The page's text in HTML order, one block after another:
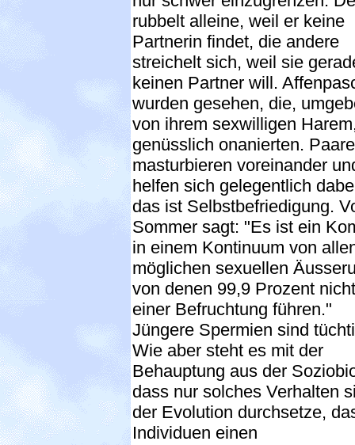
rubbelt alleine, weil er keine
Partnerin findet, die andere
streichelt sich, weil sie
keinen Partner will.
wurden gesehen, die,
von ihrem sexwilligen
genüsslich onanierten. Paare
masturbieren voreinander
helfen sich gelegentlich
das ist Selbstbefriedigung.
Sommer sagt: "Es ist ein
in einem Kontinuum von
möglichen sexuellen
von denen 99,9 Prozent
einer Befruchtung führen."
Jüngere Spermien sind
Wie aber steht es mit der
Behauptung aus der
dass nur solches Verhalten
der Evolution durchsetze,
Individuen einen